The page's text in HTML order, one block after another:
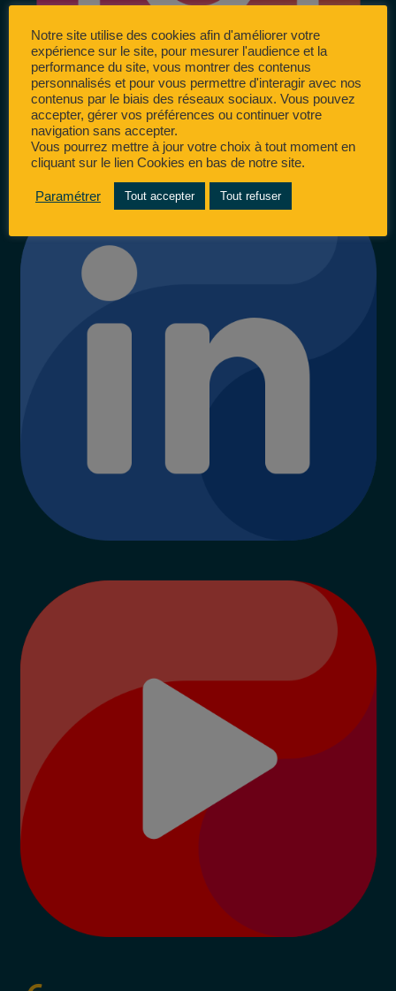
Notre site utilise des cookies afin d'améliorer votre
expérience sur le site, pour mesurer l'audience et la
performance du site, vous montrer des contenus
personnalisés et pour vous permettre d'interagir avec nos
contenus par le biais des réseaux sociaux. Vous pouvez
accepter, gérer vos préférences ou continuer votre
navigation sans accepter.
Vous pourrez mettre à jour votre choix à tout moment en
cliquant sur le lien Cookies en bas de notre site.
Paramétrer Tout accepter Tout refuser